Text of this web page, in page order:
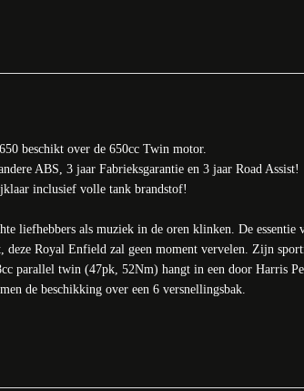
beschikt over de 650cc Twin motor.
ABS, 3 jaar Fabrieksgarantie en 3 jaar Road Assist!
inclusief volle tank brandstof!
liefhebbers als muziek in de oren klinken. De
deze Royal Enfield zal geen moment vervelen. Zijn
parallel twin (47pk, 52Nm) hangt in een door Harris
de beschikking over een 6 versnellingsbak.